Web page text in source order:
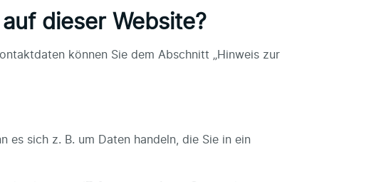
dieser Website?
können Sie dem Abschnitt „Hinweis zur
es sich z. B. um Daten handeln, die Sie in ein